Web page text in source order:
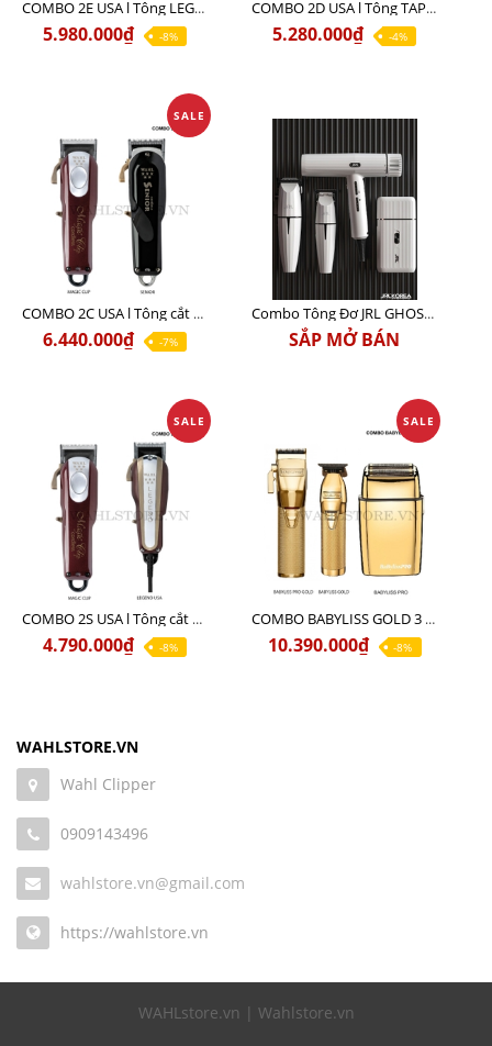
COMBO 2E USA l Tông LEGEND PRO LI + Tông MAGIC CLIP
5.980.000₫ -8%
COMBO 2D USA l Tông TAPER WHITE + Tông MAGIC CLIP
5.280.000₫ -4%
SALE
COMBO 2C USA l Tông cắt Senior + Tông cắt Magic clip
6.440.000₫ -7%
Combo Tông Đơ JRL GHOST 3 Limited Edition Chính Hãng USA
SẮP MỞ BÁN
SALE
COMBO 2S USA l Tông cắt LEGEND USA CÓ DÂY 220V + Tông pin MAGIC CLIP
4.790.000₫ -8%
SALE
COMBO BABYLISS GOLD 3 cao cấp chính hãng
10.390.000₫ -8%
WAHLSTORE.VN
Wahl Clipper
0909143496
wahlstore.vn@gmail.com
https://wahlstore.vn
WAHLstore.vn | Wahlstore.vn